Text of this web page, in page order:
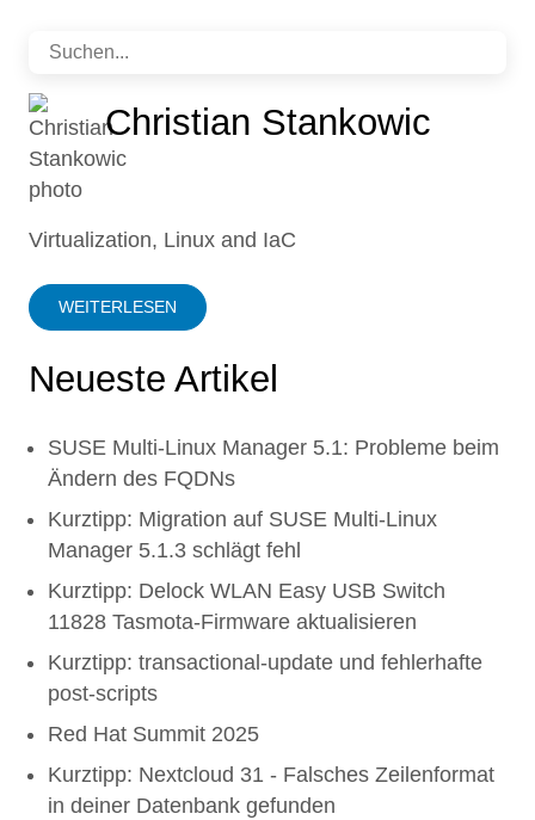
Christian Stankowic
Virtualization, Linux and IaC
WEITERLESEN
Neueste Artikel
SUSE Multi-Linux Manager 5.1: Probleme beim
Ändern des FQDNs
Kurztipp: Migration auf SUSE Multi-Linux
Manager 5.1.3 schlägt fehl
Kurztipp: Delock WLAN Easy USB Switch
11828 Tasmota-Firmware aktualisieren
Kurztipp: transactional-update und fehlerhafte
post-scripts
Red Hat Summit 2025
Kurztipp: Nextcloud 31 - Falsches Zeilenformat
in deiner Datenbank gefunden